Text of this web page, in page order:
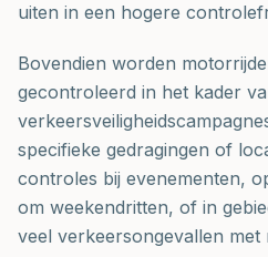
uiten in een hogere
Bovendien worden
gecontroleerd in het kader
specifieke gedragingen of
controles bij evenementen,
om weekendritten, of in
veel verkeersongevallen met